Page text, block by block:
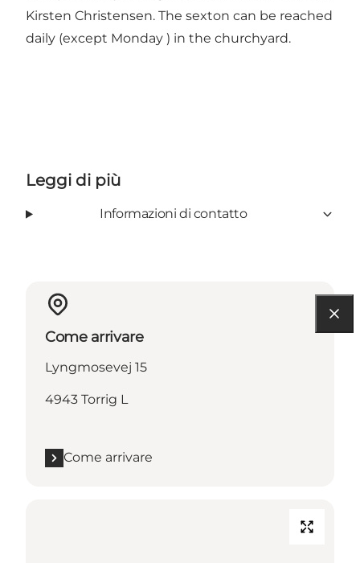
Kirsten Christensen. The sexton can be reached
daily (except Monday ) in the churchyard.
Leggi di più
Informazioni di contatto
Come arrivare
Lyngmosevej 15
4943 Torrig L
Come arrivare